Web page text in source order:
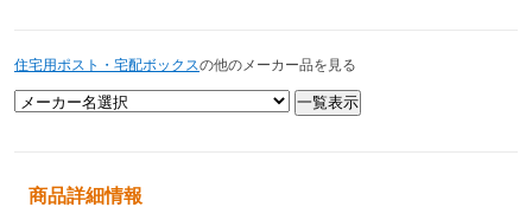
住宅用ポスト・宅配ボックスの他のメーカー品を見る
商品詳細情報